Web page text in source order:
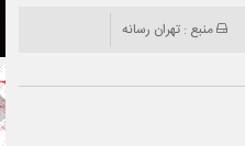
منبع : تهران رسانه